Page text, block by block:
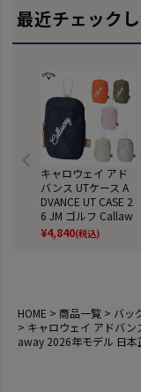
最近チェック
キャロウェイ アド
バンス UTケース A
DVANCE UT CASE 2
6 JM ゴルフ Callaw
ay 2026年モデル 日
本正規品
¥4,840(税込)
HOME 商品一覧
バッ
キャロウェイ アドバン
away 2026年モデル 日本